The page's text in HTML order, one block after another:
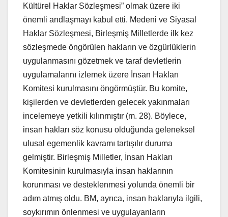
Kültürel Haklar Sözleşmesi” olmak üzere iki
önemli andlaşmayı kabul etti. Medeni ve Siyasal
Haklar Sözleşmesi, Birleşmiş Milletlerde ilk kez
sözleşmede öngörülen hakların ve özgürlüklerin
uygulanmasını gözetmek ve taraf devletlerin
uygulamalarını izlemek üzere İnsan Hakları
Komitesi kurulmasını öngörmüştür. Bu komite,
kişilerden ve devletlerden gelecek yakınmaları
incelemeye yetkili kılınmıştır (m. 28). Böylece,
insan hakları söz konusu olduğunda geleneksel
ulusal egemenlik kavramı tartışılır duruma
gelmiştir. Birleşmiş Milletler, İnsan Hakları
Komitesinin kurulmasıyla insan haklarının
korunması ve desteklenmesi yolunda önemli bir
adım atmış oldu. BM, ayrıca, insan haklarıyla ilgili,
soykırımın önlenmesi ve uygulayanların